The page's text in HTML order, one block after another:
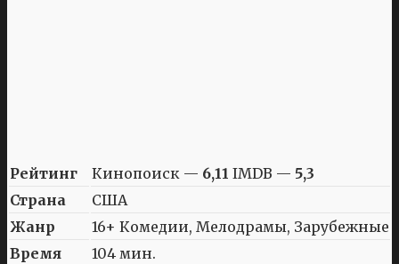
Рейтинг Кинопоиск — 6,11 IMDB — 5,3
Страна
США
Жанр
16+ Комедии, Мелодрамы, Зарубежные
Время
104 мин.